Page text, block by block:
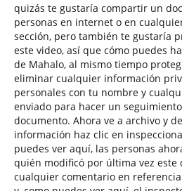
quizás te gustaría compartir un
personas en internet o en
sección, pero también te gustaría
este video, así que cómo puedes
de Mahalo, al mismo tiempo
eliminar cualquier información
personales con tu nombre y
enviado para hacer un
documento. Ahora ve a archivo y
información haz clic en
puedes ver aquí, las personas
quién modificó por última vez este
cualquier comentario en